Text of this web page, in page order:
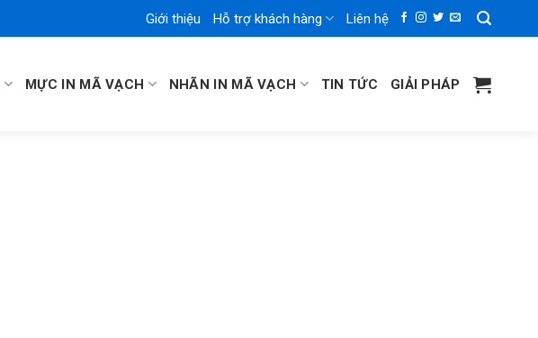
Giới thiệu Hỗ trợ khách hàng Liên hệ
MỰC IN MÃ VẠCH NHÃN IN MÃ VẠCH TIN TỨC GIẢI PHÁP